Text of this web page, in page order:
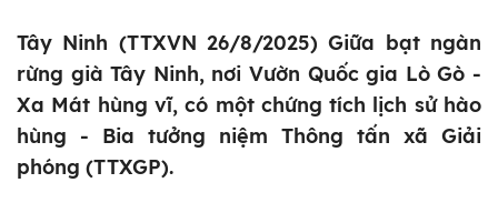
Tây Ninh (TTXVN 26/8/2025) Giữa bạt ngàn
rừng già Tây Ninh, nơi Vườn Quốc gia Lò Gò -
Xa Mát hùng vĩ, có một chứng tích lịch sử hào
hùng - Bia tưởng niệm Thông tấn xã Giải
phóng (TTXGP).